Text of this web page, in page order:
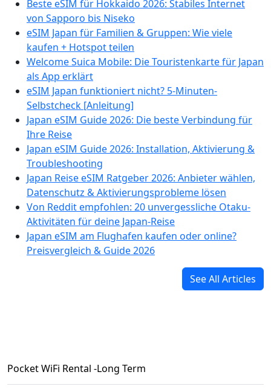
Beste eSIM für Hokkaido 2026: Stabiles Internet
von Sapporo bis Niseko
eSIM Japan für Familien & Gruppen: Wie viele
kaufen + Hotspot teilen
Welcome Suica Mobile: Die Touristenkarte für Japan
als App erklärt
eSIM Japan funktioniert nicht? 5-Minuten-
Selbstcheck [Anleitung]
Japan eSIM Guide 2026: Die beste Verbindung für
Ihre Reise
Japan eSIM Guide 2026: Installation, Aktivierung &
Troubleshooting
Japan Reise eSIM Ratgeber 2026: Anbieter wählen,
Datenschutz & Aktivierungsprobleme lösen
Von Reddit empfohlen: 20 unvergessliche Otaku-
Aktivitäten für deine Japan-Reise
Japan eSIM am Flughafen kaufen oder online?
Preisvergleich & Guide 2026
See All Articles
Pocket WiFi Rental -Long Term